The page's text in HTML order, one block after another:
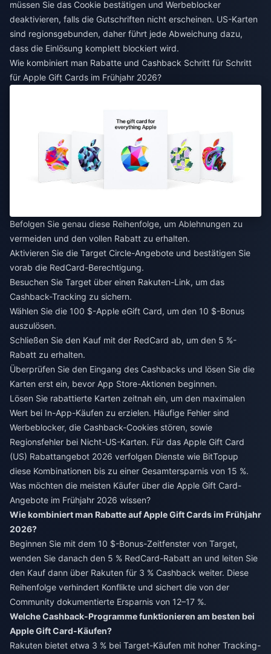
müssen Sie das Cookie bestätigen und Werbeblocker
deaktivieren, falls die Gutschriften nicht erscheinen. US-Karten
sind regionsgebunden, daher führt jede Abweichung dazu,
dass die Einlösung komplett blockiert wird.
Wie kombiniert man Rabatte und Cashback Schritt für Schritt
für Apple Gift Cards im Frühjahr 2026?
Befolgen Sie genau diese Reihenfolge, um Ablehnungen zu
vermeiden und den vollen Rabatt zu erhalten.
Aktivieren Sie die Target Circle-Angebote und bestätigen Sie
vorab die RedCard-Berechtigung.
Besuchen Sie Target über einen Rakuten-Link, um das
Cashback-Tracking zu sichern.
Wählen Sie die 100 $-Apple eGift Card, um den 10 $-Bonus
auszulösen.
Schließen Sie den Kauf mit der RedCard ab, um den 5 %-
Rabatt zu erhalten.
Überprüfen Sie den Eingang des Cashbacks und lösen Sie die
Karten erst ein, bevor App Store-Aktionen beginnen.
Lösen Sie rabattierte Karten zeitnah ein, um den maximalen
Wert bei In-App-Käufen zu erzielen. Häufige Fehler sind
Werbeblocker, die Cashback-Cookies stören, sowie
Regionsfehler bei Nicht-US-Karten. Für das Apple Gift Card
(US) Rabattangebot 2026 verfolgen Dienste wie BitTopup
diese Kombinationen bis zu einer Gesamtersparnis von 15 %.
Was möchten die meisten Käufer über die Apple Gift Card-
Angebote im Frühjahr 2026 wissen?
Wie kombiniert man Rabatte auf Apple Gift Cards im Frühjahr
2026?
Beginnen Sie mit dem 10 $-Bonus-Zeitfenster von Target,
wenden Sie danach den 5 % RedCard-Rabatt an und leiten Sie
den Kauf dann über Rakuten für 3 % Cashback weiter. Diese
Reihenfolge verhindert Konflikte und sichert die von der
Community dokumentierte Ersparnis von 12–17 %.
Welche Cashback-Programme funktionieren am besten bei
Apple Gift Card-Käufen?
Rakuten bietet etwa 3 % bei Target-Käufen mit hoher Tracking-